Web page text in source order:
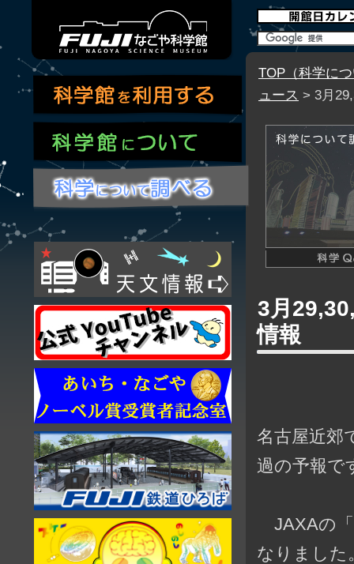
TOP（科学に
ュース > 3月
3月
情報
名古屋近郊
過の予報で
JAXAの「
なりました